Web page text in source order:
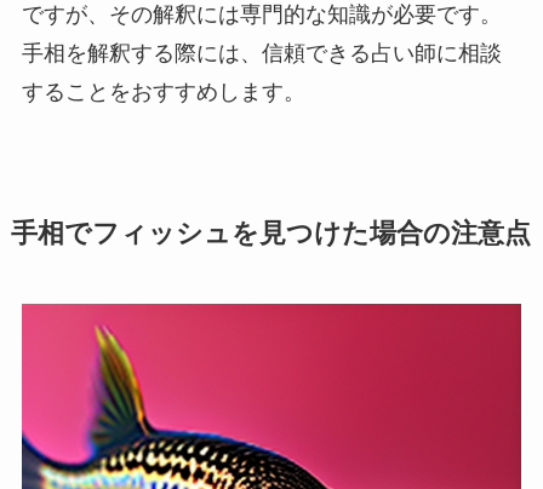
ですが、その解釈には専門的な知識が必要です。
手相を解釈する際には、信頼できる占い師に相談
することをおすすめします。
手相でフィッシュを見つけた場合の注意点